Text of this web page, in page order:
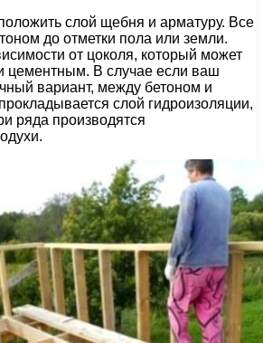
слой щебня и арматуру. Все
до отметки пола или земли.
от цоколя, который может
цементным. В случае если ваш
вариант, между бетоном и
слой гидроизоляции,
ряда производятся